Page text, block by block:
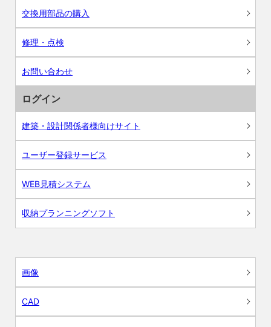
交換用部品の購入
修理・点検
お問い合わせ
ログイン
建築・設計関係者様向けサイト
ユーザー登録サービス
WEB見積システム
収納プランニングソフト
画像
CAD